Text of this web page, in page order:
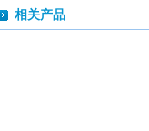
相关产品